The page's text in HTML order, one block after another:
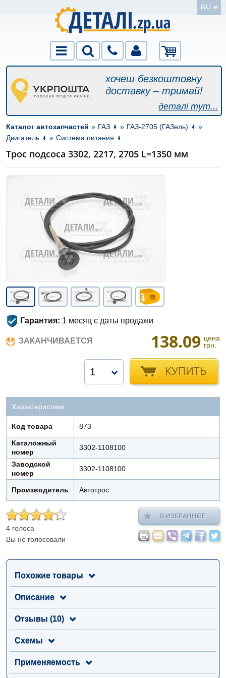
RU
хочеш безкоштовну
доставку – тримай!
деталі тут...
Каталог автозапчастей » ГАЗ » ГАЗ-2705 (ГАЗель)
»
Двигатель
» Система питания
Трос подсоса 3302, 2217, 2705 L=1350 мм
Гарантия: 1 месяц с даты продажи
ЗАКАНЧИВАЕТСЯ 138.09 цена
грн.
КУПИТЬ
1
Характеристики
Код товара 873
Каталожный
номер
3302-1108100
Заводской
номер
3302-1108100
Производитель Автотрос
4 голоса
Вы не голосовали
В ИЗБРАННОЕ
Похожие товары
Описание
Отзывы (10)
Схемы
Применяемость